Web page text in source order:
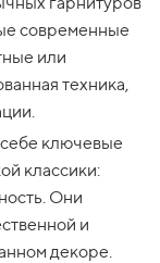
современные
или
техника,
ключевые
классики:
Они
и
декоре.